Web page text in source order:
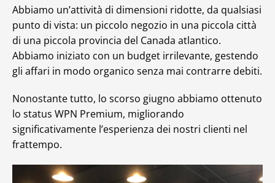
Abbiamo un’attività di dimensioni ridotte, da qualsiasi
punto di vista: un piccolo negozio in una piccola città
di una piccola provincia del Canada atlantico.
Abbiamo iniziato con un budget irrilevante, gestendo
gli affari in modo organico senza mai contrarre debiti.
Nonostante tutto, lo scorso giugno abbiamo ottenuto
lo status WPN Premium, migliorando
significativamente l’esperienza dei nostri clienti nel
frattempo.